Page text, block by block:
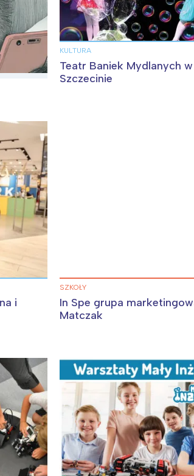
KULTURA
Teatr Baniek Mydlanych w
Szczecinie
i
SZKOŁY
In Spe grupa
Matczak
wydarzenia z tego regionu:
Śląsk
Kraków
Południe
Wybieram